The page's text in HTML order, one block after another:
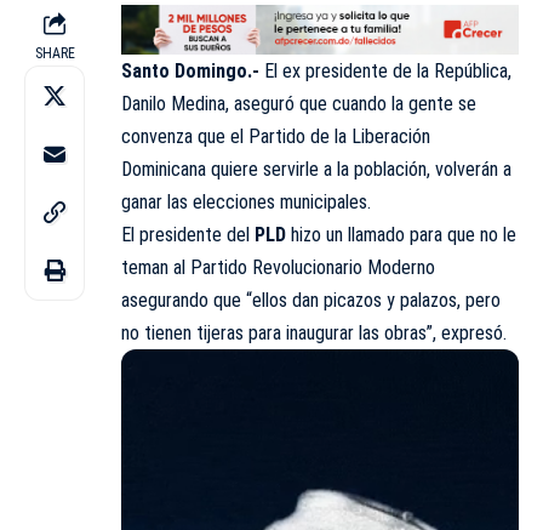
SHARE
Santo Domingo.- El ex presidente de la República,
Danilo Medina, aseguró que cuando la gente se
convenza que el Partido de la Liberación
Dominicana quiere servirle a la población, volverán a
ganar las elecciones municipales.
El presidente del PLD hizo un llamado para que no le
teman al Partido Revolucionario Moderno
asegurando que “ellos dan picazos y palazos, pero
no tienen tijeras para inaugurar las obras”, expresó.